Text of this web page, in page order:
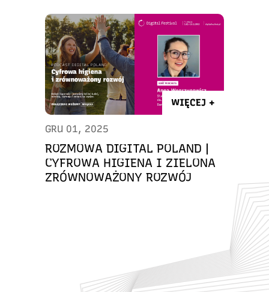
WIĘCEJ +
GRU 01, 2025
ROZMOWA DIGITAL POLAND |
CYFROWA HIGIENA I ZIELONA
ZRÓWNOWAŻONY ROZWÓJ